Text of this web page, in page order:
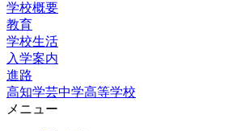
学校概要
教育
学校生活
入学案内
進路
高知学芸中学高等学校
メニュー